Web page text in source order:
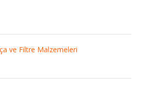
ve Filtre Malzemeleri